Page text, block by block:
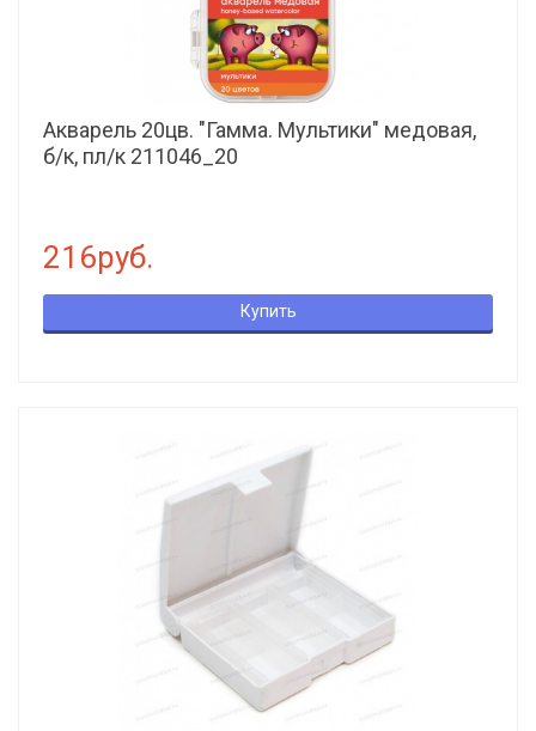
Акварель 20цв. "Гамма. Мультики" медовая,
б/к, пл/к 211046_20
216руб.
Купить